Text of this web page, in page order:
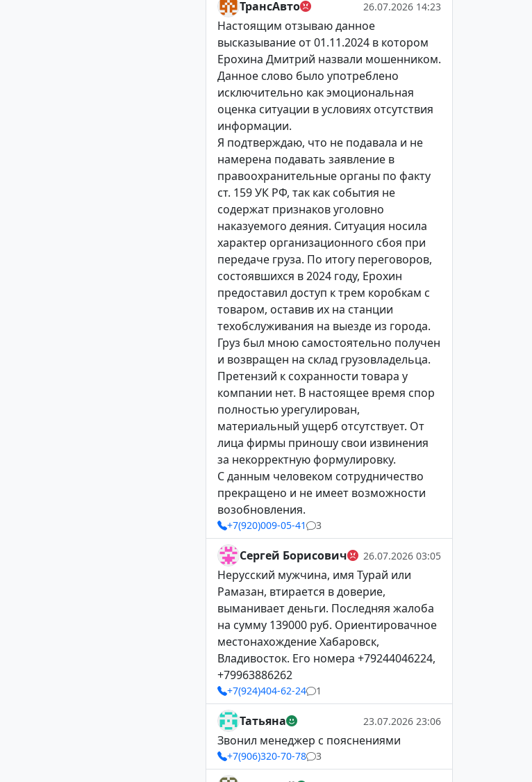
ТрансАвто 26.07.2026 14:23
Настоящим отзываю данное
высказывание от 01.11.2024 в котором
Ерохина Дмитрий назвали мошенником.
Данное слово было употреблено
исключительно как эмоциональная
оценка ситуации в условиях отсутствия
информации.
Я подтверждаю, что не подавала и не
намерена подавать заявление в
правоохранительные органы по факту
ст. 159 УК РФ, так как события не
содержат признаков уголовно
наказуемого деяния. Ситуация носила
характер организационного сбоя при
передаче груза. По итогу переговоров,
состоявшихся в 2024 году, Ерохин
предоставил доступ к трем коробкам с
товаром, оставив их на станции
техобслуживания на выезде из города.
Груз был мною самостоятельно получен
и возвращен на склад грузовладельца.
Претензий к сохранности товара у
компании нет. В настоящее время спор
полностью урегулирован,
материальный ущерб отсутствует. От
лица фирмы приношу свои извинения
за некорректную формулировку.
С данным человеком сотрудничество
прекращено и не имеет возможности
возобновления.
+7(920)009-05-41 3
Сергей Борисович 26.07.2026 03:05
Нерусский мужчина, имя Турай или
Рамазан, втирается в доверие,
выманивает деньги. Последняя жалоба
на сумму 139000 руб. Ориентировачное
местонахождение Хабаровск,
Владивосток. Его номера +79244046224,
+79963886262
+7(924)404-62-24 1
Татьяна 23.07.2026 23:06
Звонил менеджер с пояснениями
+7(906)320-70-78 3